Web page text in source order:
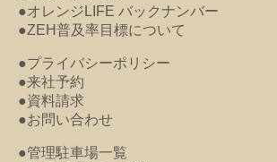
●オレンジLIFE バックナンバー
●ZEH普及率目標について
●プライバシーポリシー
●来社予約
●資料請求
●お問い合わせ
●管理駐車場一覧